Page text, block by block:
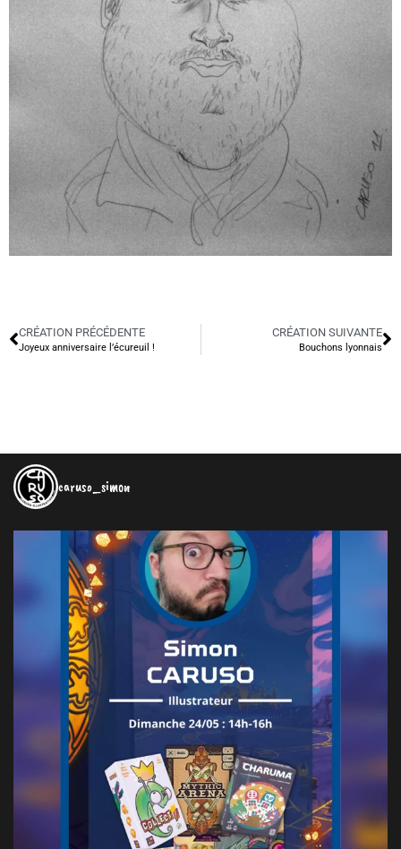
CRÉATION PRÉCÉDENTE
Joyeux anniversaire l’écureuil !
CRÉATION SUIVANTE
Bouchons lyonnais
caruso_simon